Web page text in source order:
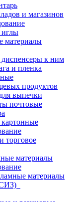
и магазинов
материалы
к ним
и пленка
продуктов
выпечки
почтовые
торговое
материалы
материалы